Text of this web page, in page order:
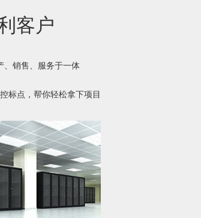
客户
、销售、服务于一体
标点，帮你轻松拿下项目